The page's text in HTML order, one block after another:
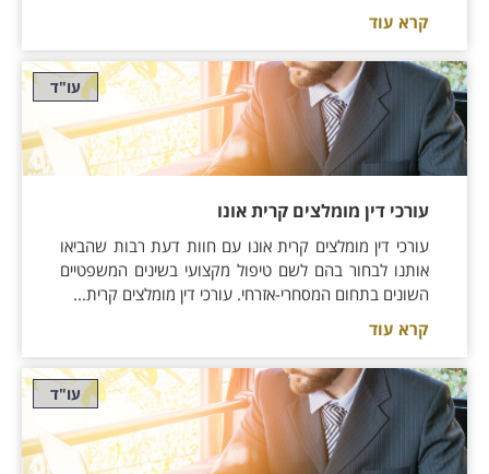
קרא עוד
עו"ד
עורכי דין מומלצים קרית אונו
עורכי דין מומלצים קרית אונו עם חוות דעת רבות שהביאו
אותנו לבחור בהם לשם טיפול מקצועי בשינים המשפטיים
השונים בתחום המסחרי-אזרחי. עורכי דין מומלצים קרית...
קרא עוד
עו"ד